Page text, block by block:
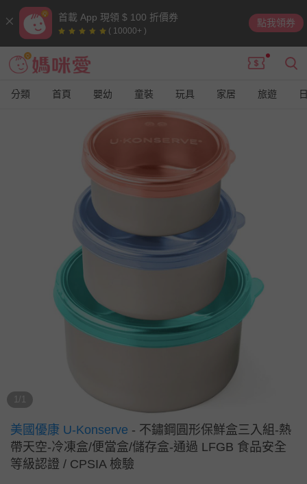
首載 App 現領 $ 100 折價券
( 10000+ )
點我領券
分類 首頁 嬰幼 童裝 玩具 家居 旅遊
1/1
美國優康 U-Konserve - 不鏽鋼圓形保鮮盒三入組-熱
帶天空-冷凍盒/便當盒/儲存盒-通過 LFGB 食品安全
等級認證 / CPSIA 檢驗